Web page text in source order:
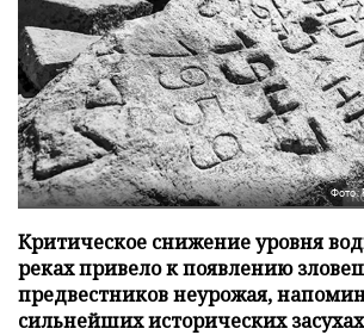
Фото:
Критическое снижение уровня
реках привело к появлению
предвестников неурожая,
сильнейших исторических